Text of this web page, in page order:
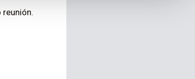
reunión.